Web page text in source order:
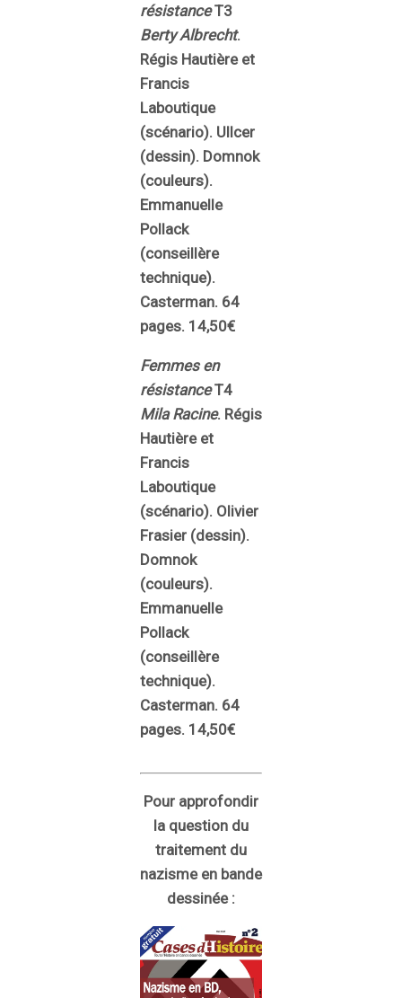
résistanceT3
Berty Albrecht.
Régis Hautière et
Francis
Laboutique
(scénario). Ullcer
(dessin). Domnok
(couleurs).
Emmanuelle
Pollack
(conseillère
technique).
Casterman. 64
pages. 14,50€
Femmes en
résistanceT4
Mila Racine. Régis
Hautière et
Francis
Laboutique
(scénario). Olivier
Frasier (dessin).
Domnok
(couleurs).
Emmanuelle
Pollack
(conseillère
technique).
Casterman. 64
pages. 14,50€
Pour approfondir
la question du
traitement du
nazisme en bande
dessinée :